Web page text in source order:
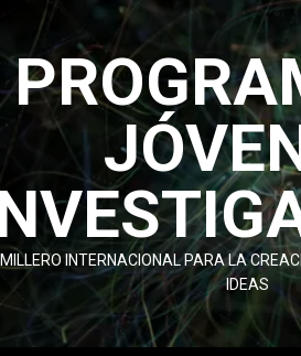
content
INTERNACIONAL PARA LA
IDEAS